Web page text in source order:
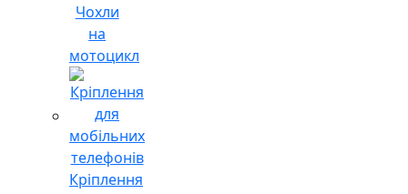
Чохли
на
мотоцикл
Кріплення